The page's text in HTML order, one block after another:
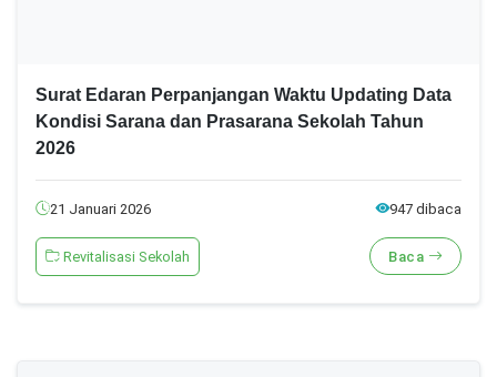
Surat Edaran Perpanjangan Waktu Updating Data
Kondisi Sarana dan Prasarana Sekolah Tahun
2026
21 Januari 2026 947 dibaca
Revitalisasi Sekolah Baca